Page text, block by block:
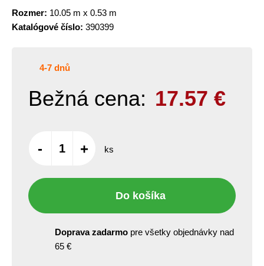
Rozmer: 10.05 m x 0.53 m
Katalógové číslo: 390399
4-7 dnů
Bežná cena: 17.57 €
- + ks
Do košíka
Doprava zadarmo pre všetky objednávky nad
65 €